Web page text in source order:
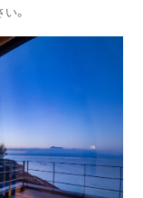
。